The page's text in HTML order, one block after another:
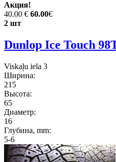
Акция!
40.00 € 60.00€
2 шт
Dunlop Ice Touch
Viskaļu iela 3
Ширина:
215
Высота:
65
Диаметр:
16
Глубина, mm:
5-6